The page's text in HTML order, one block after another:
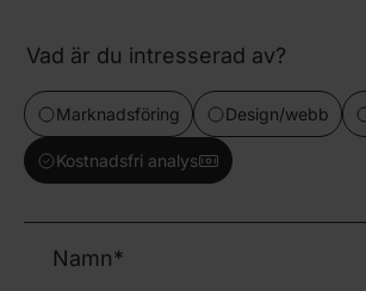
Vad är du intresserad av?
Marknadsföring Design/webb
Kostnadsfri analys
Namn(Obligatoriskt)